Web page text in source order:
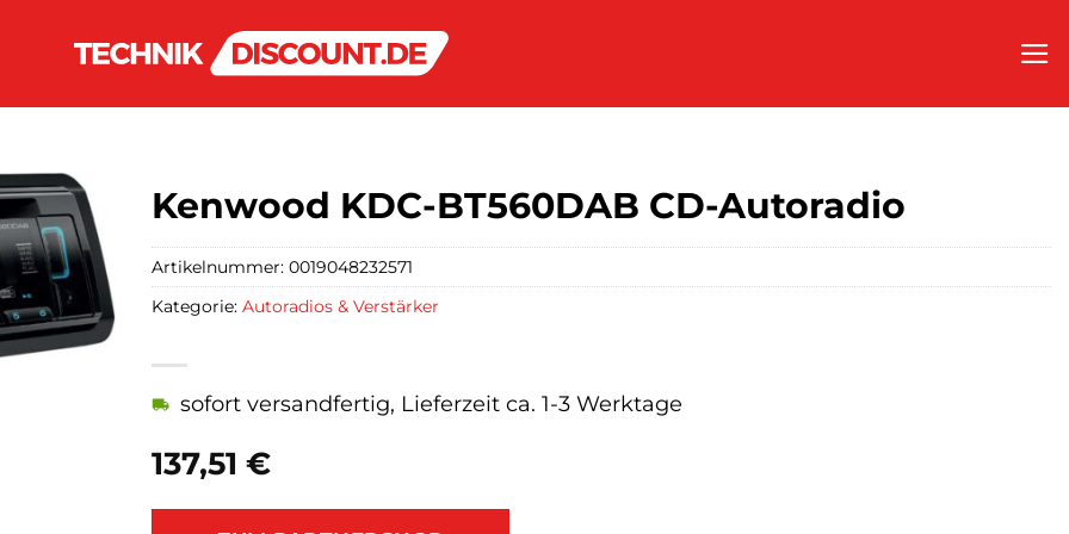
Kenwood KDC-BT560DAB CD-Autoradio
137,51 €
sofort versandfertig, Lieferzeit ca. 1-3 Werktage
Artikelnummer: 0019048232571
Kategorie: Autoradios & Verstärker